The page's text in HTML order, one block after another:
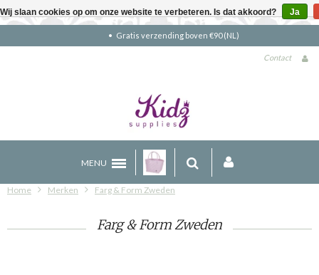
Gratis verzending boven €90 (NL)
Contact
MENU
Home Merken Farg & Form Zweden
Farg & Form Zweden
Wij slaan cookies op om onze website te verbeteren. Is dat akkoord? Ja